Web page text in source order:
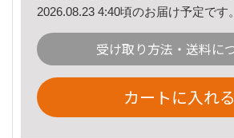
2026.08.23 4:40頃のお届け予定です。
受け取り方法・送料に
カートに入れる